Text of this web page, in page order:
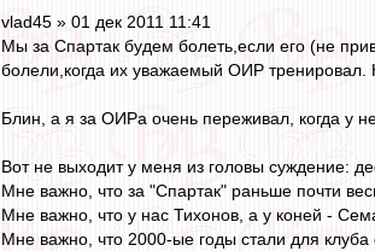
vlad45 » 01 дек 2011 11:41
Мы за Спартак будем болеть,если его (не
болели,когда их уважаемый ОИР тренировал.
Блин, а я за ОИРа очень переживал, когда у
Вот не выходит у меня из головы суждение:
Мне важно, что за "Спартак" раньше почти
Мне важно, что у нас Тихонов, а у коней -
Мне важно, что 2000-ые годы стали для